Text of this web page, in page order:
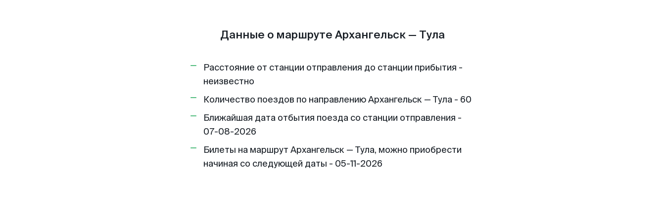
Данные о маршруте Архангельск — Тула
Расстояние от станции отправления до станции прибытия -
неизвестно
Количество поездов по направлению Архангельск — Тула - 60
Ближайшая дата отбытия поезда со станции отправления -
07-08-2026
Билеты на маршрут Архангельск — Тула, можно приобрести
начиная со следующей даты - 05-11-2026